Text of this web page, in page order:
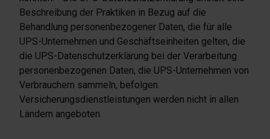
Beschreibung der Praktiken in Bezug auf die
Behandlung personenbezogener Daten, die für alle
UPS-Unternehmen und Geschäftseinheiten gelten, die
die UPS-Datenschutzerklärung bei der Verarbeitung
personenbezogenen Daten, die UPS-Unternehmen von
Verbrauchern sammeln, befolgen.
Versicherungsdienstleistungen werden nicht in allen
Ländern angeboten.